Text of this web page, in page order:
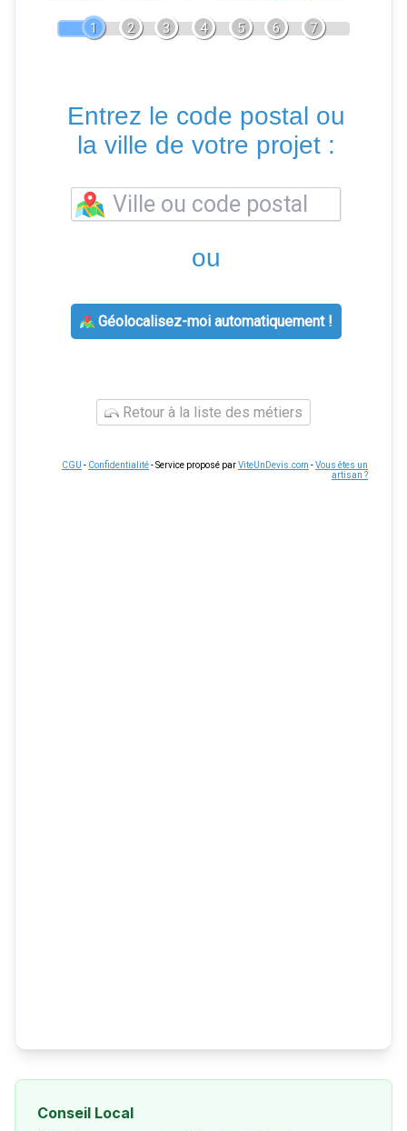
1 2 3 4 5 6 7
Entrez le code postal ou
la ville de votre projet :
ou
Géolocalisez-moi automatiquement !
Retour à la liste des métiers
CGU - Confidentialité- Service proposé parViteUnDevis.com -Vous êtes un
artisan ?
Conseil Local